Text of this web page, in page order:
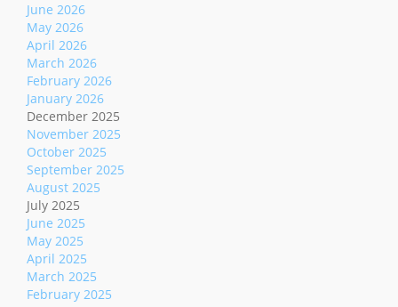
June 2026
May 2026
April 2026
March 2026
February 2026
January 2026
December 2025
November 2025
October 2025
September 2025
August 2025
July 2025
June 2025
May 2025
April 2025
March 2025
February 2025